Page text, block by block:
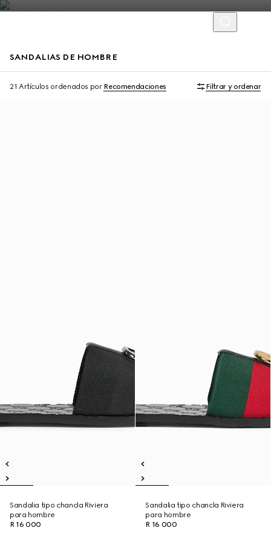
SANDALIAS DE HOMBRE
21 Artículos ordenados por Recomendaciones Filtrar y ordenar
Sandalia tipo chancla Riviera
para hombre
R 16 000
Sandalia tipo chancla Riviera
para hombre
R 16 000